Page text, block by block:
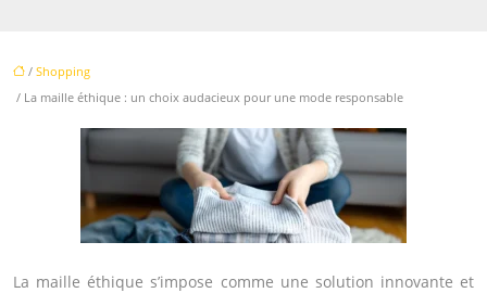
/ Shopping
/ La maille éthique : un choix audacieux pour une mode responsable
La maille éthique s’impose comme une solution innovante et